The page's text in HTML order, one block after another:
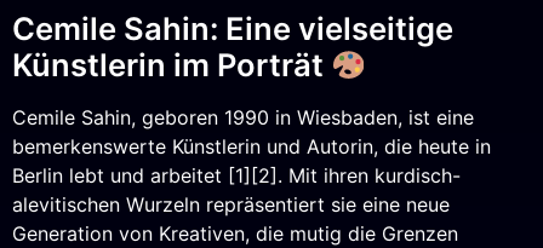
Cemile Sahin: Eine vielseitige
Künstlerin im Porträt
Cemile Sahin, geboren 1990 in Wiesbaden, ist eine
bemerkenswerte Künstlerin und Autorin, die heute in
Berlin lebt und arbeitet [1][2]. Mit ihren kurdisch-
alevitischen Wurzeln repräsentiert sie eine neue
Generation von Kreativen, die mutig die Grenzen